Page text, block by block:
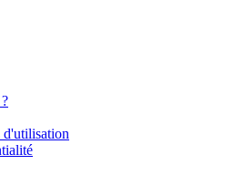
d'utilisation